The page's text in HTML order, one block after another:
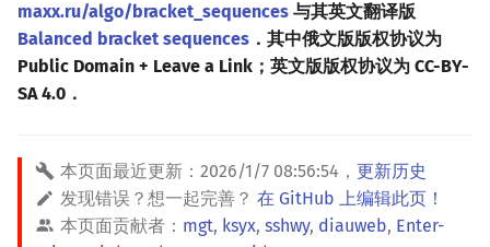
maxx.ru/algo/bracket_sequences 与其英文翻译版
Balanced bracket sequences ．其中俄文版版权协议为
Public Domain + Leave a Link；英文版版权协议为 CC-BY-
SA 4.0．
本页面最近更新： 2026/1/7 08:56:54 ， 更新历史
发现错误？想一起完善？ 在 GitHub 上编辑此页！
本页面贡献者： mgt, ksyx, sshwy, diauweb, Enter-